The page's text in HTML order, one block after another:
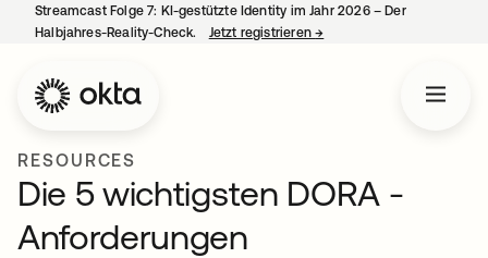
Streamcast Folge 7: KI-gestützte Identity im Jahr 2026 – Der
Halbjahres-Reality-Check.
Jetzt registrieren→
RESOURCES
Die 5 wichtigsten DORA -
Anforderungen